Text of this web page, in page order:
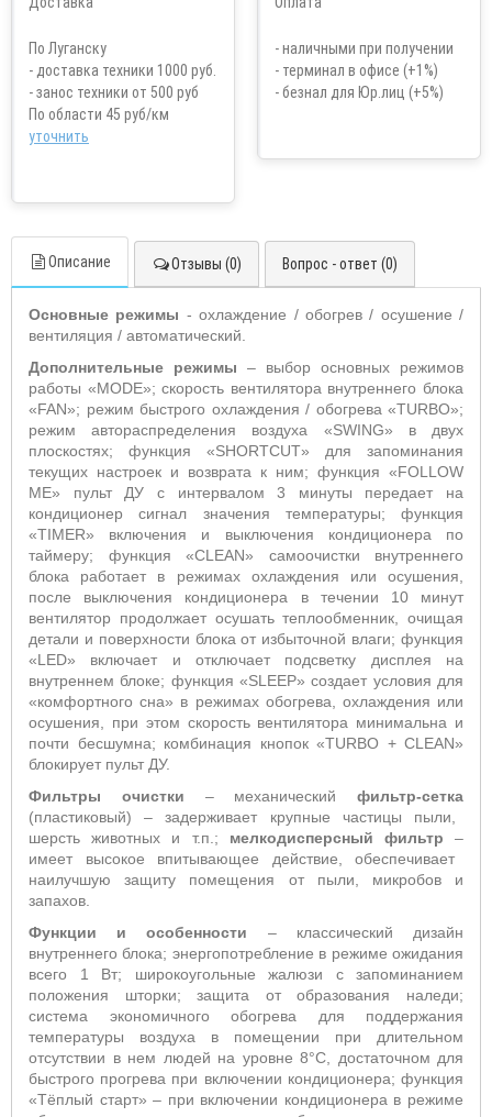
По Луганску
- доставка техники 1000 руб.
- занос техники от 500 руб
По области 45 руб/км
уточнить
- наличными при получении
- терминал в офисе (+1%)
- безнал для Юр.лиц (+5%)
Описание Отзывы (0) Вопрос - ответ (0)
Основные режимы - охлаждение / обогрев / осушение /
вентиляция / автоматический.
Дополнительные режимы – выбор основных режимов
работы «MODE»;скорость вентилятора внутреннего блока
«FAN»; режим быстрого охлаждения / обогрева «TURBO»;
режим автораспределения воздуха «SWING» в двух
плоскостях; функция «SHORTCUT» для запоминания
текущих настроек и возврата к ним; функция «FOLLOW
ME» пульт ДУ с интервалом 3 минуты передает на
кондиционер сигнал значения температуры; функция
«TIMER» включения и выключения кондиционера по
таймеру; функция «CLEAN» самоочистки внутреннего
блока работает в режимах охлаждения или осушения,
после выключения кондиционера в течении 10 минут
вентилятор продолжает осушать теплообменник, очищая
детали и поверхности блока от избыточной влаги; функция
«LED» включает и отключает подсветку дисплея на
внутреннем блоке; функция «SLEEP» создает условия для
«комфортного сна» в режимах обогрева, охлаждения или
осушения, при этом скорость вентилятора минимальна и
почти бесшумна; комбинация кнопок «TURBO + CLEAN»
блокирует пульт ДУ.
Фильтры очистки – механический фильтр-сетка
(пластиковый) – задерживает крупные частицы пыли,
шерсть животных и т.п.; мелкодисперсный фильтр –
имеет высокое впитывающее действие,обеспечивает
наилучшую защиту помещения от пыли, микробов и
запахов
Функции и особенности – классический дизайн
внутреннего блока; энергопотребление в режиме ожидания
всего 1 Вт; широкоугольные жалюзи с запоминанием
положения шторки; защита от образования наледи;
система экономичного обогрева для поддержания
температуры воздуха в помещении при длительном
отсутствии в нем людей на уровне 8°С, достаточном для
быстрого прогрева при включении кондиционера; функция
«Тёплый старт»– при включении кондиционера в режиме